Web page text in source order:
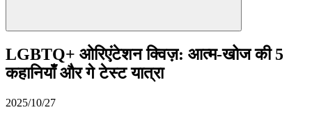
LGBTQ+ ओरिएंटेशन क्विज़: आत्म-खोज की 5
कहानियाँ और गे टेस्ट यात्रा
2025/10/27